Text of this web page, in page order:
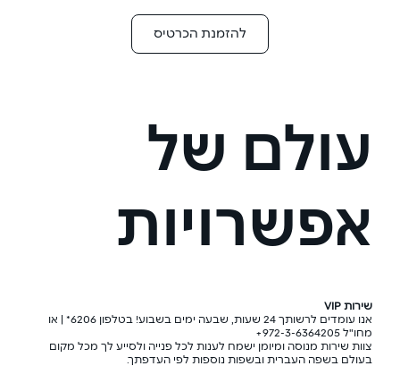
להזמנת הכרטיס
עולם של
אפשרויות
שירות VIP
אנו עומדים לרשותך 24 שעות, שבעה ימים בשבוע! בטלפון 6206* | או
מחו"ל 972-3-6364205+
צוות שירות מנוסה ומיומן ישמח לענות לכל פנייה ולסייע לך מכל מקום
בעולם בשפה העברית ובשפות נוספות לפי העדפתך.